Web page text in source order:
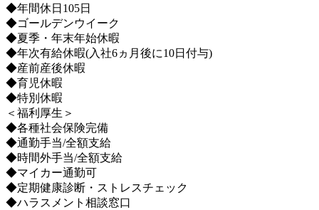
◆年間休日105日
◆ゴールデンウイーク
◆夏季・年末年始休暇
◆年次有給休暇(入社6ヵ月後に10日付与)
◆産前産後休暇
◆育児休暇
◆特別休暇
＜福利厚生＞
◆各種社会保険完備
◆通勤手当/全額支給
◆時間外手当/全額支給
◆マイカー通勤可
◆定期健康診断・ストレスチェック
◆ハラスメント相談窓口